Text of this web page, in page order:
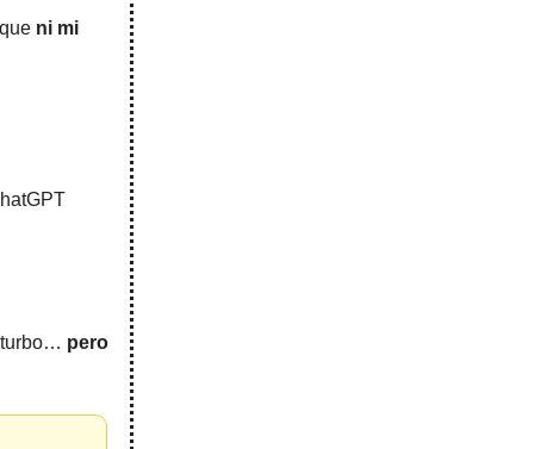
ni mi
turbo… pero